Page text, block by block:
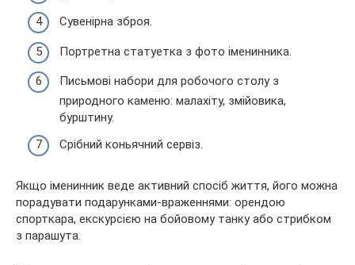
Сувенірна зброя.
Портретна статуетка з фото іменинника.
Письмові набори для робочого столу з
природного каменю: малахіту, змійовика,
бурштину.
Срібний коньячний сервіз.
Якщо іменинник веде активний спосіб життя, його можна
порадувати подарунками-враженнями: орендою
спорткара, екскурсією на бойовому танку або стрибком
з парашута.